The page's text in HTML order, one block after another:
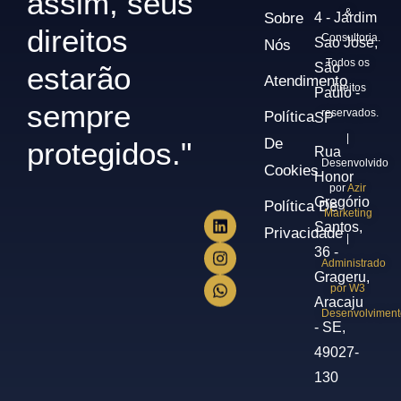
direitos
estarão
sempre
protegidos."
Sobre
Nós
Atendimento
Política
De
Cookies
Política De
Privacidade
4 - Jardim
Sao Jose,
São
Paulo -
SP
Rua
Honor
Gregório
Santos,
36 -
Grageru,
Aracaju
- SE,
49027-
130
&
Consultoria.
Todos os
direitos
reservados.
Desenvolvido
porAzir
Marketing
Administrado
por W3